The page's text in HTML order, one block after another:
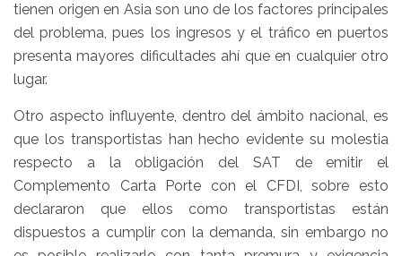
tienen origen en Asia son uno de los factores principales
del problema, pues los ingresos y el tráfico en puertos
presenta mayores dificultades ahí que en cualquier otro
lugar.
Otro aspecto influyente, dentro del ámbito nacional, es
que los transportistas han hecho evidente su molestia
respecto a la obligación del SAT de emitir el
Complemento Carta Porte con el CFDI, sobre esto
declararon que ellos como transportistas están
dispuestos a cumplir con la demanda, sin embargo no